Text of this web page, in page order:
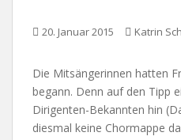
20. Januar 2015 Katrin
Die Mitsängerinnen hatten
begann. Denn auf den Tipp
Dirigenten-Bekannten hin
diesmal keine Chormappe